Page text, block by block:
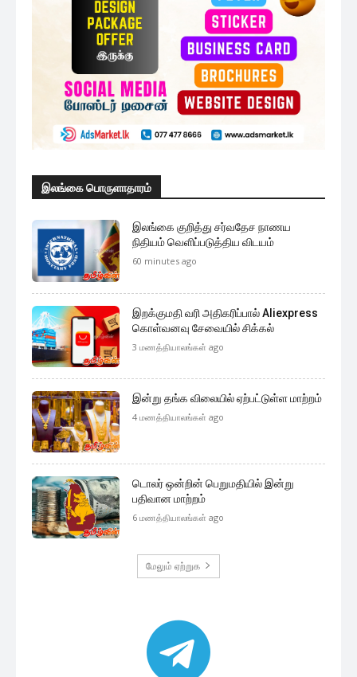
இலங்கை பொருளாதாரம்
இலங்கை குறித்து சர்வதேச நாணய
நிதியம் வெளிப்படுத்திய விடயம்
60 minutes ago
இறக்குமதி வரி அதிகரிப்பால் Aliexpress
கொள்வனவு சேவையில் சிக்கல்
3 மணத்தியாலங்கள் ago
இன்று தங்க விலையில் ஏற்பட்டுள்ள மாற்றம்
4 மணத்தியாலங்கள் ago
டொலர் ஒன்றின் பெறுமதியில் இன்று
பதிவான மாற்றம்
6 மணத்தியாலங்கள் ago
மேலும் ஏற்றுக